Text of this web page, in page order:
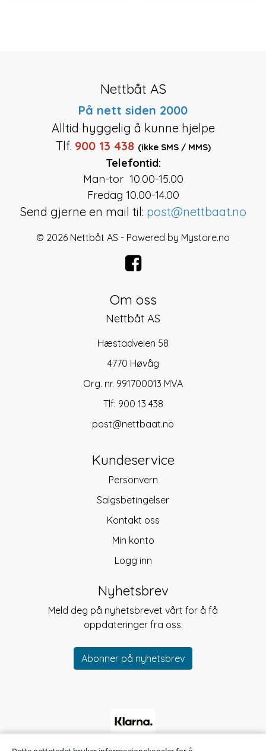
Nettbåt AS
På nett siden 2000
Alltid hyggelig å kunne hjelpe
Tlf. 900 13 438 (ikke SMS / MMS)
Telefontid:
Man-tor 10.00-15.00
Fredag 10.00-14.00
Send gjerne en mail til: post@nettbaat.no
© 2026 Nettbåt AS - Powered by Mystore.no
Om oss
Nettbåt AS
Hæstadveien 58
4770 Høvåg
Org. nr. 991700013 MVA
Tlf: 900 13 438
post@nettbaat.no
Kundeservice
Personvern
Salgsbetingelser
Kontakt oss
Min konto
Logg inn
Nyhetsbrev
Meld deg på nyhetsbrevet vårt for å få
oppdateringer fra oss.
Abonner på nyhetsbrev